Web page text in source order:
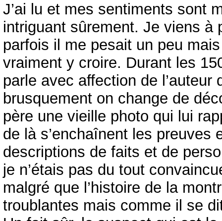
J’ai lu et mes sentiments sont
intriguant sûrement. Je viens à
parfois il me pesait un peu
vraiment y croire. Durant les
parle avec affection de
brusquement on change de
père une vieille photo qui lui
de là s’enchaînent les
descriptions de faits et de
je n’étais pas du tout
malgré que l’histoire de la
troublantes mais comme il se